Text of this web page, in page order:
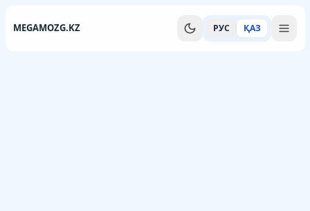
MEGAMOZG.KZ РУС ҚАЗ